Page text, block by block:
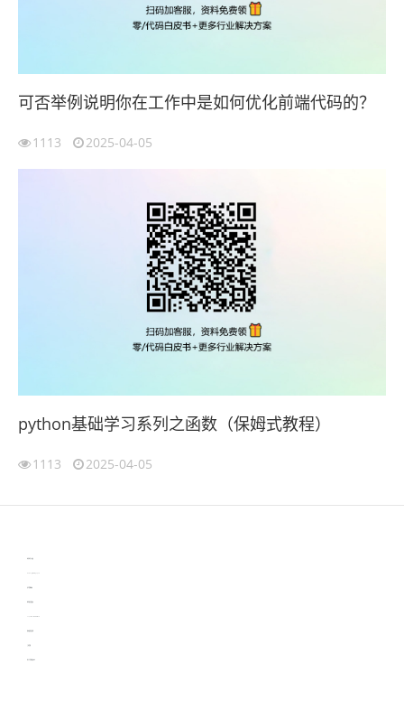
可否举例说明你在工作中是如何优化前端代码的？
1113 2025-04-05
python基础学习系列之函数（保姆式教程）
1113 2025-04-05